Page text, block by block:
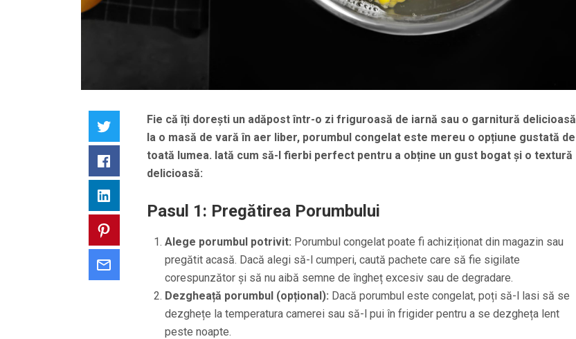
Facebook
Fie că îți dorești un adăpost într-o zi friguroasă de iarnă sau o garnitură delicioasă
la o masă de vară în aer liber, porumbul congelat este mereu o opțiune gustată de
toată lumea. Iată cum să-l fierbi perfect pentru a obține un gust bogat și o textură
delicioasă:
Pasul 1: Pregătirea Porumbului
Alege porumbul potrivit: Porumbul congelat poate fi achiziționat din magazin sau
pregătit acasă. Dacă alegi să-l cumperi, caută pachete care să fie sigilate
corespunzător și să nu aibă semne de îngheț excesiv sau de degradare.
Dezgheață porumbul (opțional): Dacă porumbul este congelat, poți să-l lasi să se
dezghețe la temperatura camerei sau să-l pui în frigider pentru a se dezgheța lent
peste noapte.